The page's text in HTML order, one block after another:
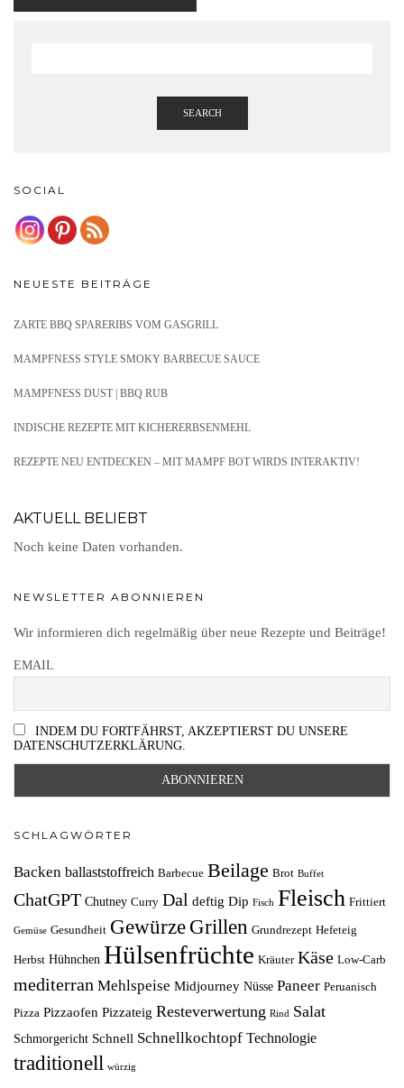
SEARCH
SOCIAL
NEUESTE BEITRÄGE
ZARTE BBQ SPARERIBS VOM GASGRILL
MAMPFNESS STYLE SMOKY BARBECUE SAUCE
MAMPFNESS DUST | BBQ RUB
INDISCHE REZEPTE MIT KICHERERBSENMEHL
REZEPTE NEU ENTDECKEN – MIT MAMPF BOT WIRDS INTERAKTIV!
AKTUELL BELIEBT
Noch keine Daten vorhanden.
NEWSLETTER ABONNIEREN
Wir informieren dich regelmäßig über neue Rezepte und Beiträge!
EMAIL
INDEM DU FORTFÄHRST, AKZEPTIERST DU UNSERE
DATENSCHUTZERKLÄRUNG.
SCHLAGWÖRTER
Backen ballaststoffreich Barbecue Beilage Brot Buffet
ChatGPT Chutney Curry Dal deftig Dip Fisch Fleisch Frittiert
Gemüse Gesundheit Gewürze Grillen Grundrezept Hefeteig
Herbst Hühnchen Hülsenfrüchte Kräuter Käse Low-Carb
mediterran Mehlspeise Midjourney Nüsse Paneer Peruanisch
Pizza Pizzaofen Pizzateig Resteverwertung Rind Salat
Schmorgericht Schnell Schnellkochtopf Technologie
traditionell würzig